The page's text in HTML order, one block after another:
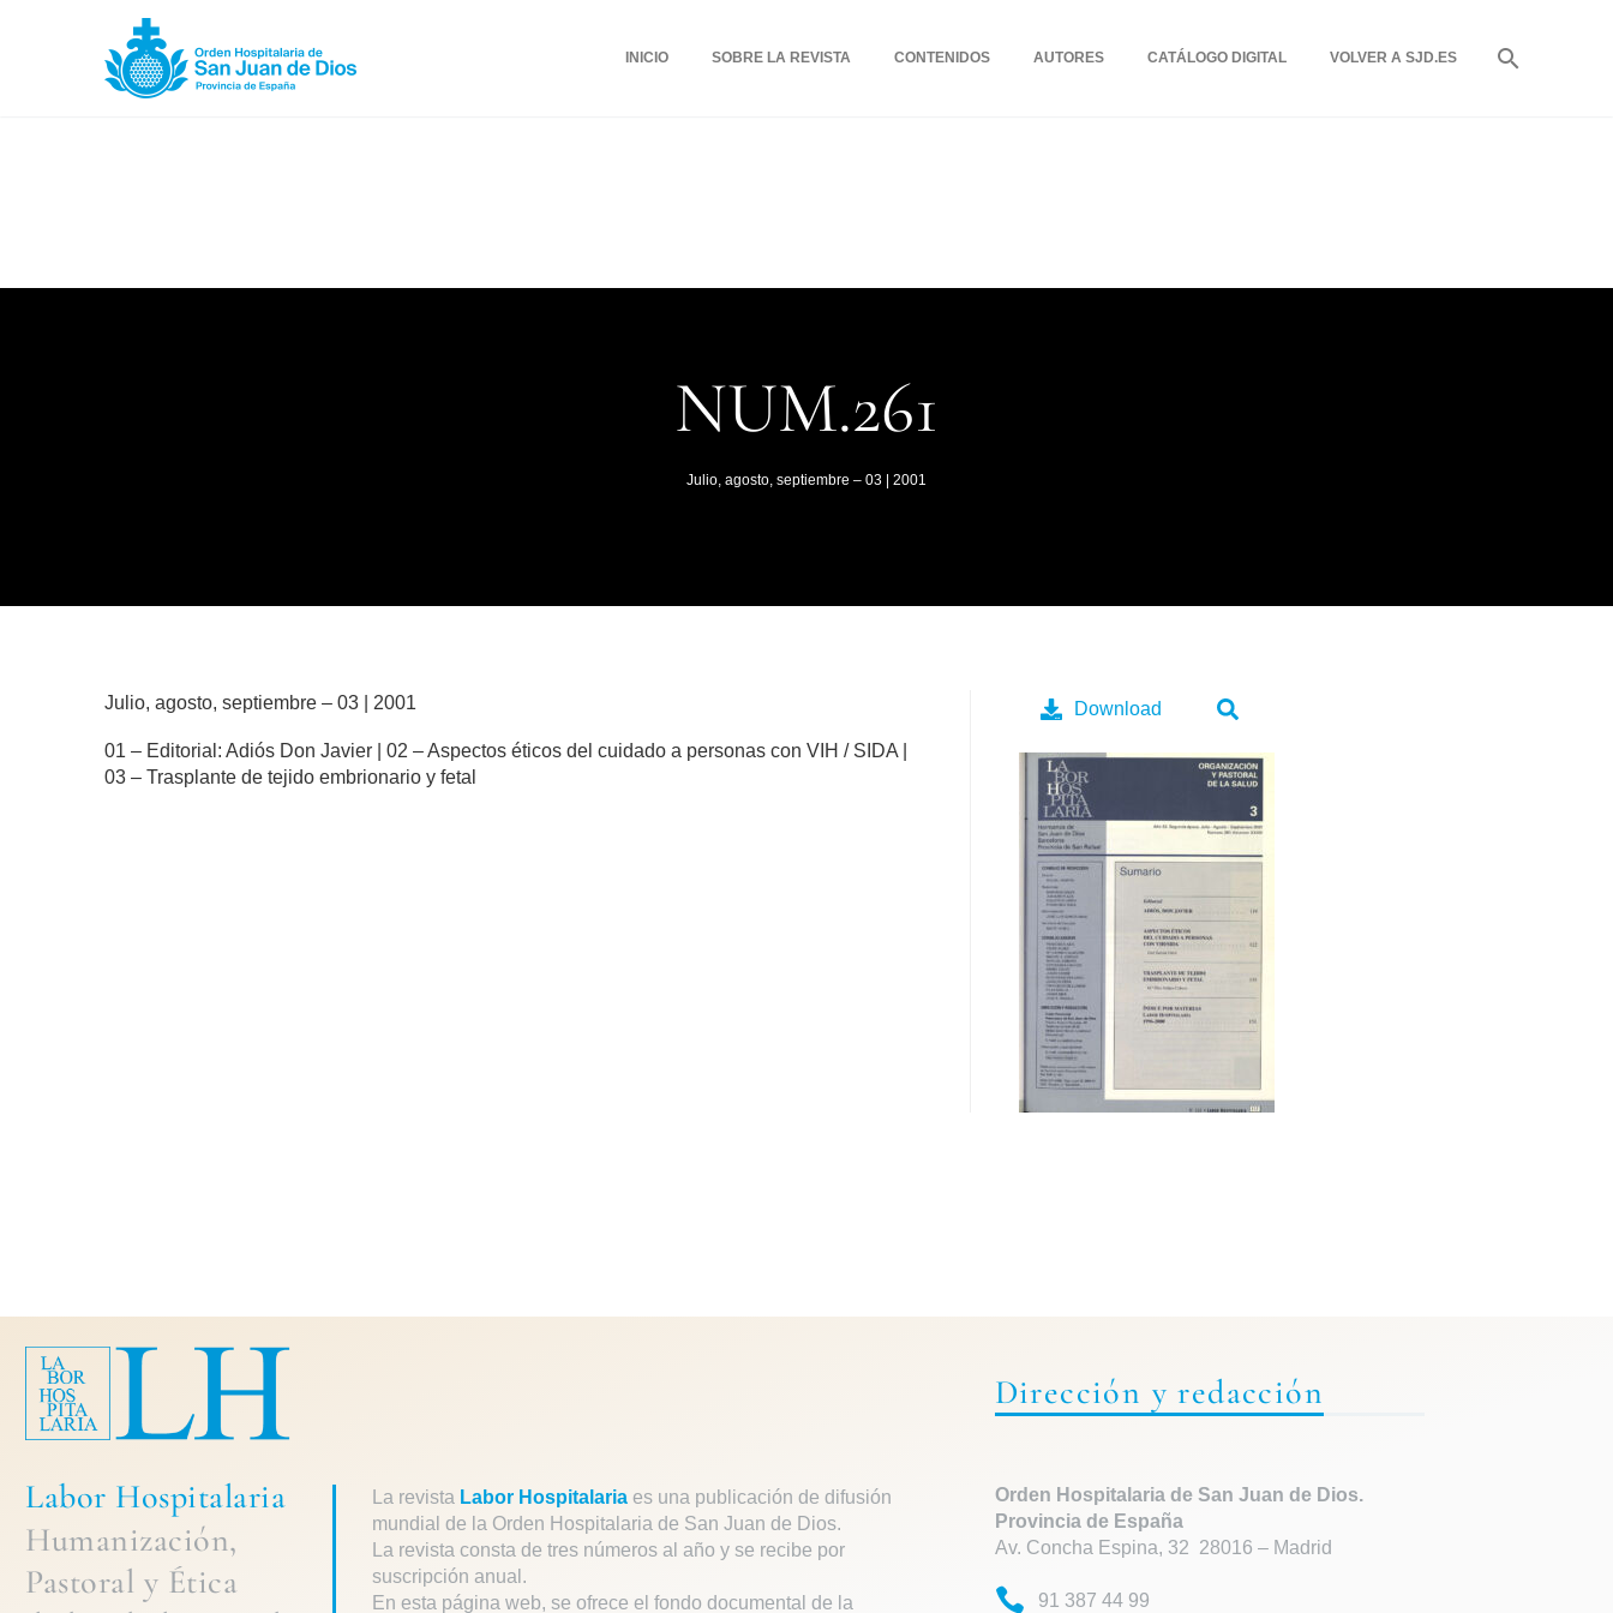
INICIO SOBRE LA REVISTA CONTENIDOS AUTORES CATÁLOGO DIGITAL VOLVER A SJD.ES
NUM.261
Julio, agosto, septiembre – 03 | 2001
Julio, agosto, septiembre – 03 | 2001
01 – Editorial: Adiós Don Javier | 02 – Aspectos éticos del cuidado a personas con VIH / SIDA |
03 – Trasplante de tejido embrionario y fetal
Download
Labor Hospitalaria
Humanización,
Pastoral y Ética
La revista Labor Hospitalariaes una publicación de difusión
mundial de la Orden Hospitalaria de San Juan de Dios.
La revista consta de tres números al año y se recibe por
suscripción anual.
En esta página web, se ofrece el fondo documental de la
Dirección y redacción
Orden Hospitalaria de San Juan de Dios.
Provincia de España
Av. Concha Espina, 32 28016 – Madrid
91 387 44 99